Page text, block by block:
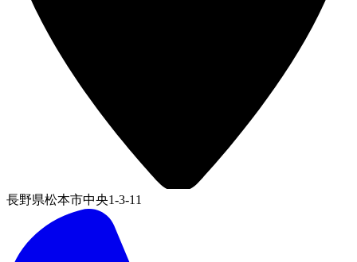
長野県松本市中央1-3-11